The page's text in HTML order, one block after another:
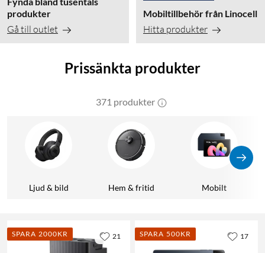
produkter
Gå till outlet
Mobiltillbehör från Linocell
Hitta produkter
Prissänkta produkter
371 produkter
Ljud & bild Hem & fritid Mobilt
SPARA 2000KR 21 SPARA 500KR 17